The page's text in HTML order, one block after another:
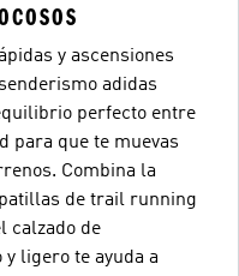
y ascensiones
adidas
perfecto entre
para que te muevas
Combina la
de trail running
calzado de
ligero te ayuda a